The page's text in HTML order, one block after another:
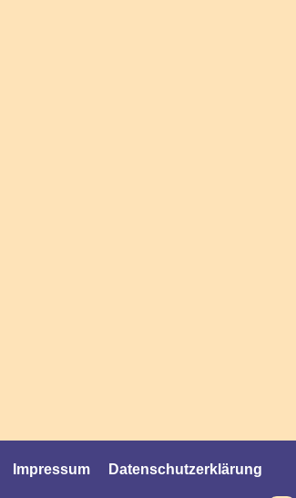
Impressum Datenschutzerklärung